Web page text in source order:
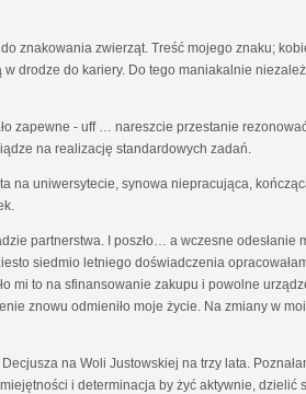
znakowania zwierząt. Treść mojego znaku;
drodze do kariery. Do tego maniakalnie
zapewne - uff … nareszcie przestanie
na realizację standardowych zadań.
na uniwersytecie, synowa niepracująca,
partnerstwa. I poszło… a wczesne odesłanie
siedmio letniego doświadczenia
mi to na sfinansowanie zakupu i powolne
znowu odmieniło moje życie. Na zmiany w
na Woli Justowskiej na trzy lata.
i determinacja by żyć aktywnie, dzielić